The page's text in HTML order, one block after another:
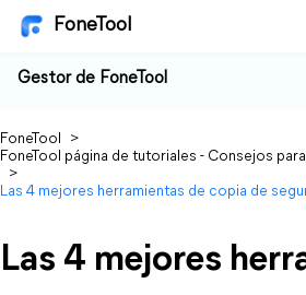
FoneTool
Gestor de FoneTool
FoneTool
>
FoneTool página de tutoriales - Consejos
>
Las 4 mejores herramientas de copia de
Las 4 mejores